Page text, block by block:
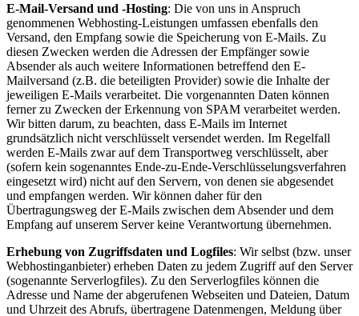
E-Mail-Versand und -Hosting: Die von uns in Anspruch
genommenen Webhosting-Leistungen umfassen ebenfalls den
Versand, den Empfang sowie die Speicherung von E-Mails. Zu
diesen Zwecken werden die Adressen der Empfänger sowie
Absender als auch weitere Informationen betreffend den E-
Mailversand (z.B. die beteiligten Provider) sowie die Inhalte der
jeweiligen E-Mails verarbeitet. Die vorgenannten Daten können
ferner zu Zwecken der Erkennung von SPAM verarbeitet werden.
Wir bitten darum, zu beachten, dass E-Mails im Internet
grundsätzlich nicht verschlüsselt versendet werden. Im Regelfall
werden E-Mails zwar auf dem Transportweg verschlüsselt, aber
(sofern kein sogenanntes Ende-zu-Ende-Verschlüsselungsverfahren
eingesetzt wird) nicht auf den Servern, von denen sie abgesendet
und empfangen werden. Wir können daher für den
Übertragungsweg der E-Mails zwischen dem Absender und dem
Empfang auf unserem Server keine Verantwortung übernehmen.
Erhebung von Zugriffsdaten und Logfiles: Wir selbst (bzw. unser
Webhostinganbieter) erheben Daten zu jedem Zugriff auf den Server
(sogenannte Serverlogfiles). Zu den Serverlogfiles können die
Adresse und Name der abgerufenen Webseiten und Dateien, Datum
und Uhrzeit des Abrufs, übertragene Datenmengen, Meldung über